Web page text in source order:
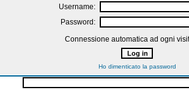
Username:
Password:
Connessione automatica ad ogni
Ho dimenticato la password